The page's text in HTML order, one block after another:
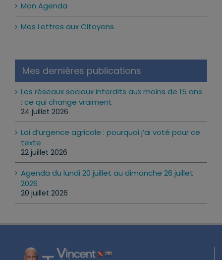
Mon Agenda
Mes Lettres aux Citoyens
Mes dernières publications
Les réseaux sociaux interdits aux moins de 15 ans
: ce qui change vraiment
24 juillet 2026
Loi d’urgence agricole : pourquoi j’ai voté pour ce
texte
22 juillet 2026
Agenda du lundi 20 juillet au dimanche 26 juillet
2026
20 juillet 2026